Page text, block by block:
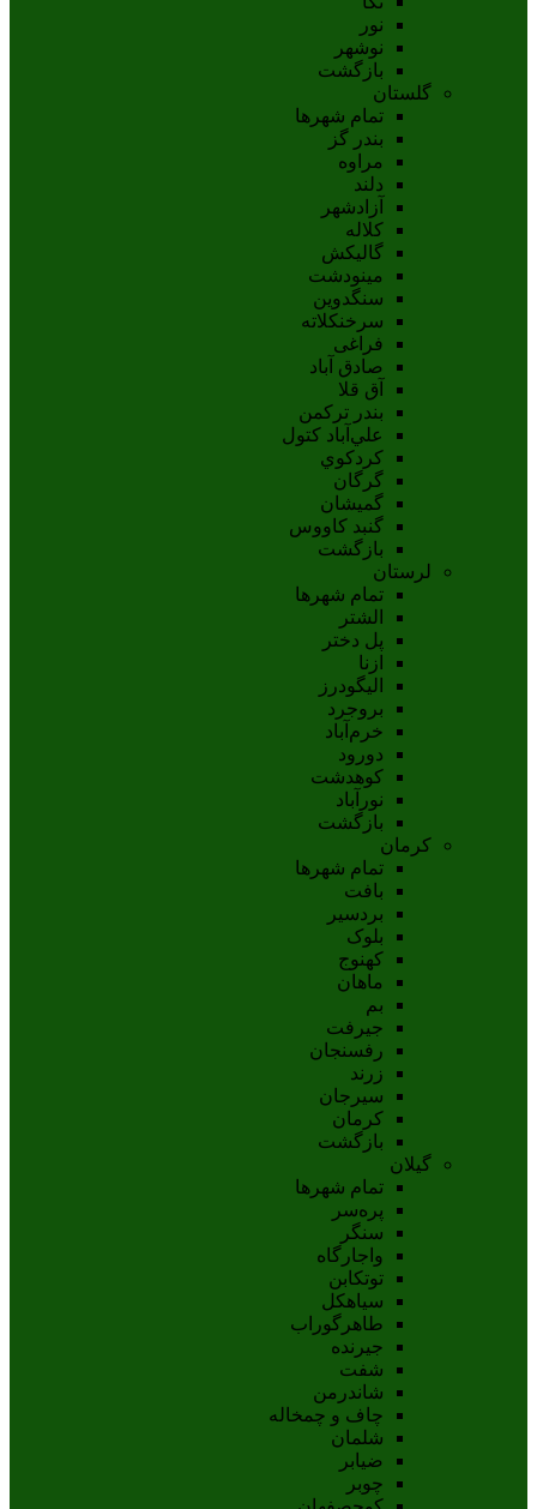
نور
نوشهر
بازگشت
گلستان
تمام شهر‌ها
بندر گز
مراوه
دلند
آزادشهر
کلاله
گالیکش
مینودشت
سنگدوین
سرخنکلاته
فراغی
صادق آباد
آق قلا
بندر ترکمن
علي‌آباد کتول
کردکوي
گرگان
گميشان
گنبد کاووس
بازگشت
لرستان
تمام شهر‌ها
الشتر
پل دختر
ازنا
اليگودرز
بروجرد
خرم‌آباد
دورود
کوهدشت
نورآباد
بازگشت
کرمان
تمام شهر‌ها
بافت
بردسیر
بلوک
کهنوج
ماهان
بم
جيرفت
رفسنجان
زرند
سيرجان
کرمان
بازگشت
گیلان
تمام شهر‌ها
پره‌سر
سنگر
واجارگاه
توتکابن
سیاهکل
طاهرگوراب
جیرنده
شفت
شاندرمن
چاف و چمخاله
شلمان
ضیابر
چوبر